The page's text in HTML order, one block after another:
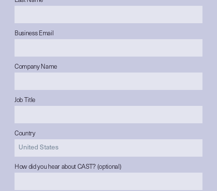
Business Email
Company Name
Job Title
Country
How did you hear about CAST? (optional)